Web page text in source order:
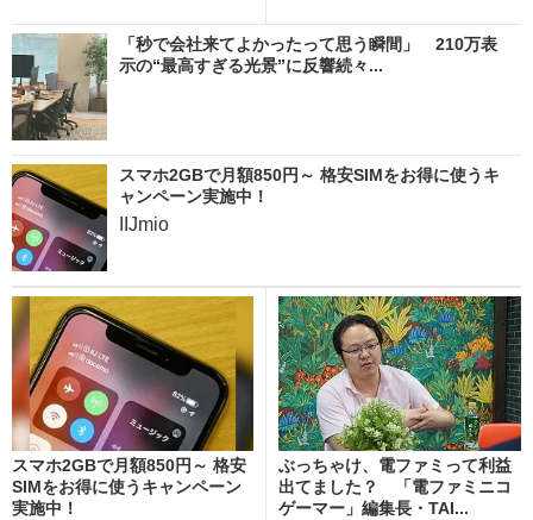
「秒で会社来てよかったって思う瞬間」 210万表
示の“最高すぎる光景”に反響続々...
スマホ2GBで月額850円～ 格安SIMをお得に使うキ
ャンペーン実施中！
IIJmio
スマホ2GBで月額850円～ 格安
SIMをお得に使うキャンペーン
実施中！
ぶっちゃけ、電ファミって利益
出てました？ 「電ファミニコ
ゲーマー」編集長・TAI...